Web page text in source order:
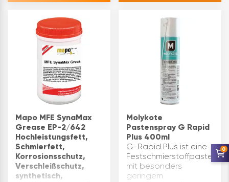
für Land- und
Baumaschinen bei
hohen Druck- und
Temperaturbelastungen
mit EP-Fett Effekt,
Calciumfett
Anwendung,
Lagerfett…
Mapo MFE SynaMax
Grease EP-2/642
Hochleistungsfett,
Schmierfett,
Korrosionsschutz,
Verschleißschutz,
synthetisch,
Molykote
Pastenspray G Rapid
Plus 400ml
G-Rapid Plus ist eine
Festschmierstoffpaste
mit besonders
geringem
0